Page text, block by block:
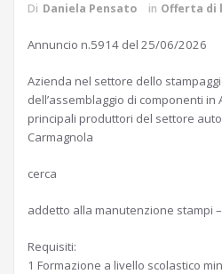
Di Daniela Pensato in Offerta di
Annuncio n.5914 del 25/06/2026
Azienda nel settore dello
dell’assemblaggio di componenti in
principali produttori del settore
Carmagnola
cerca
addetto alla manutenzione stampi
Requisiti:
1 Formazione a livello scolastico